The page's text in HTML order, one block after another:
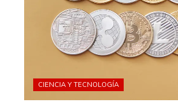
CIENCIA Y TECNOLOGÍA